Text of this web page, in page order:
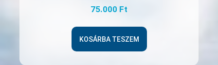
75.000 Ft
KOSÁRBA TESZEM